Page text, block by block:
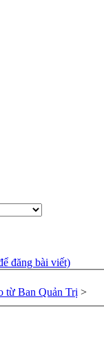
đăng bài viết)
từ Ban Quản Trị >